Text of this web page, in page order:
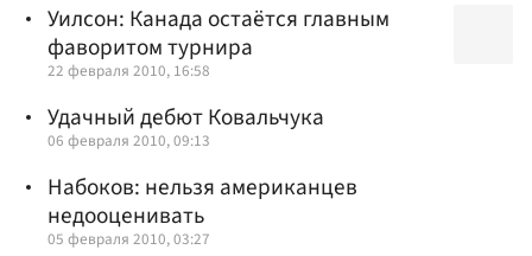
Уилсон: Канада остаётся главным
фаворитом турнира
22 февраля 2010, 16:58
Удачный дебют Ковальчука
06 февраля 2010, 09:13
Набоков: нельзя американцев
недооценивать
05 февраля 2010, 03:27